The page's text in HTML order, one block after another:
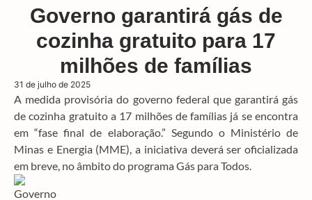
Governo garantirá gás de
cozinha gratuito para 17
milhões de famílias
31 de julho de 2025
A medida provisória do governo federal que garantirá gás
de cozinha gratuito a 17 milhões de famílias já se encontra
em “fase final de elaboração.” Segundo o Ministério de
Minas e Energia (MME), a iniciativa deverá ser oficializada
em breve, no âmbito do programa Gás para Todos.